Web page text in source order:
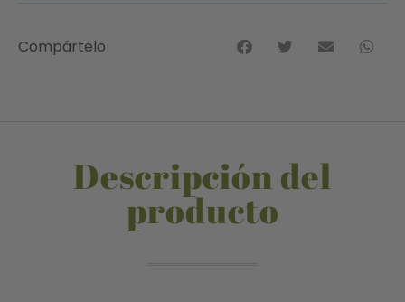
Compártelo
Descripción del
producto